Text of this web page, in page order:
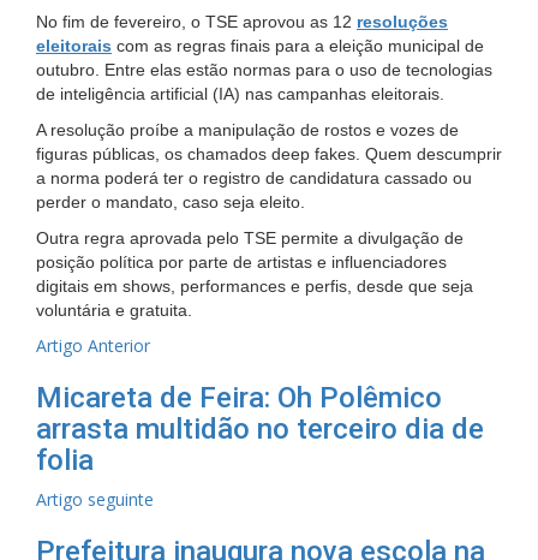
No fim de fevereiro, o TSE aprovou as 12 resoluções
eleitorais com as regras finais para a eleição municipal de
outubro. Entre elas estão normas para o uso de tecnologias
de inteligência artificial (IA) nas campanhas eleitorais.
A resolução proíbe a manipulação de rostos e vozes de
figuras públicas, os chamados deep fakes. Quem descumprir
a norma poderá ter o registro de candidatura cassado ou
perder o mandato, caso seja eleito.
Outra regra aprovada pelo TSE permite a divulgação de
posição política por parte de artistas e influenciadores
digitais em shows, performances e perfis, desde que seja
voluntária e gratuita.
Artigo Anterior
Micareta de Feira: Oh Polêmico
arrasta multidão no terceiro dia de
folia
Artigo seguinte
Prefeitura inaugura nova escola na